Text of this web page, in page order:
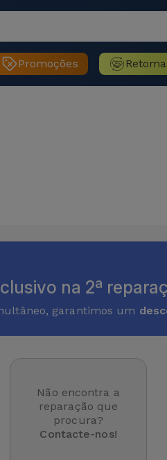
Promoções
na 2ª
garantimos um
Não encontra a
reparação que
procura?
Contacte-nos!